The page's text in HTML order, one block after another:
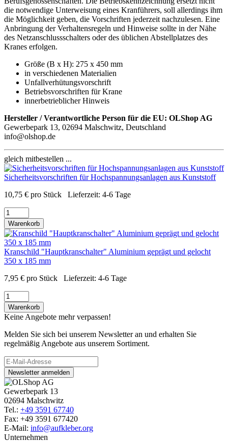
die notwendige Unterweisung eines Kranführers, soll allerdings ihm
die Möglichkeit geben, die Vorschriften jederzeit nachzulesen. Eine
Anbringung der Verhaltensregeln und Hinweise sollte in der Nähe
des Netzanschlussschalters oder des üblichen Abstellplatzes des
Kranes erfolgen.
Größe (B x H): 275 x 450 mm
in verschiedenen Materialien
Unfallverhütungsvorschrift
Betriebsvorschriften für Krane
innerbetrieblicher Hinweis
Hersteller / Verantwortliche Person für die EU: OLShop AG
Gewerbepark 13, 02694 Malschwitz, Deutschland
info@olshop.de
gleich mitbestellen ...
Sicherheitsvorschriften für Hochspannungsanlagen aus Kunststoff
10,75 € pro Stück Lieferzeit: 4-6 Tage
Warenkorb
Kranschild "Hauptkranschalter" Aluminium geprägt und gelocht
350 x 185 mm
7,95 € pro Stück Lieferzeit: 4-6 Tage
Warenkorb
Keine Angebote mehr verpassen!
Melden Sie sich bei unserem Newsletter an und erhalten Sie
regelmäßig Angebote aus unserem Sortiment.
Newsletter anmelden
Gewerbepark 13
02694 Malschwitz
Tel.: +49 3591 67740
Fax: +49 3591 677420
E-Mail: info@aufkleber.org
Unternehmen